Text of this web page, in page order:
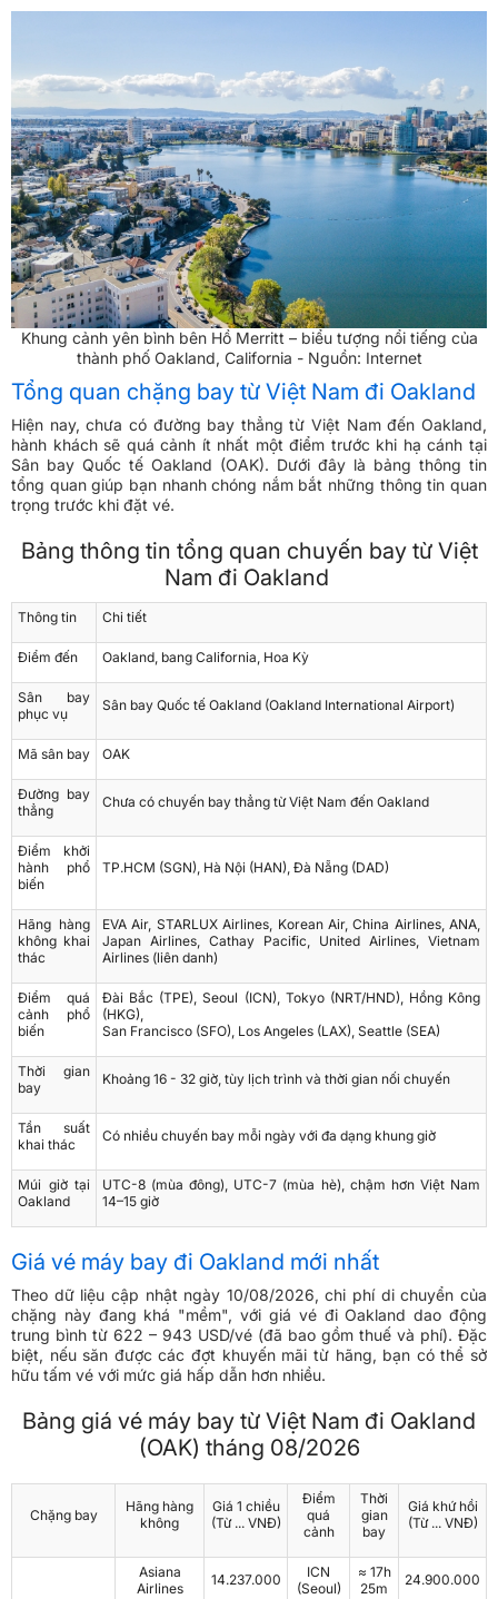
Khung cảnh yên bình bên Hồ Merritt – biểu tượng nổi tiếng của
thành phố Oakland, California - Nguồn: Internet
Tổng quan chặng bay từ Việt Nam đi Oakland
Hiện nay, chưa có đường bay thẳng từ Việt Nam đến Oakland,
hành khách sẽ quá cảnh ít nhất một điểm trước khi hạ cánh tại
Sân bay Quốc tế Oakland (OAK). Dưới đây là bảng thông tin
tổng quan giúp bạn nhanh chóng nắm bắt những thông tin quan
trọng trước khi đặt vé.
Bảng thông tin tổng quan chuyến bay từ Việt
Nam đi Oakland
Thông tin Chi tiết
Điểm đến Oakland, bang California, Hoa Kỳ
Sân bay
phục vụ
Sân bay Quốc tế Oakland (Oakland International Airport)
Mã sân bay OAK
Đường bay
thẳng
Chưa có chuyến bay thẳng từ Việt Nam đến Oakland
Điểm khởi
hành phổ
biến
TP.HCM (SGN), Hà Nội (HAN), Đà Nẵng (DAD)
Hãng hàng
không khai
thác
EVA Air, STARLUX Airlines, Korean Air, China Airlines, ANA,
Japan Airlines, Cathay Pacific, United Airlines, Vietnam
Airlines (liên danh)
Điểm quá
cảnh phổ
biến
Đài Bắc (TPE), Seoul (ICN), Tokyo (NRT/HND), Hồng Kông
(HKG),
San Francisco (SFO), Los Angeles (LAX), Seattle (SEA)
Thời gian
bay
Khoảng 16 - 32 giờ, tùy lịch trình và thời gian nối chuyến
Tần suất
khai thác
Có nhiều chuyến bay mỗi ngày với đa dạng khung giờ
Múi giờ tại
Oakland
UTC-8 (mùa đông), UTC-7 (mùa hè), chậm hơn Việt Nam
14–15 giờ
Giá vé máy bay đi Oakland mới nhất
Theo dữ liệu cập nhật ngày 10/08/2026, chi phí di chuyển của
chặng này đang khá "mềm", với giá vé đi Oakland dao động
trung bình từ 622 – 943 USD/vé (đã bao gồm thuế và phí). Đặc
biệt, nếu săn được các đợt khuyến mãi từ hãng, bạn có thể sở
hữu tấm vé với mức giá hấp dẫn hơn nhiều.
Bảng giá vé máy bay từ Việt Nam đi Oakland
(OAK) tháng 08/2026
Chặng bay
Hãng hàng
không
Giá 1 chiều
(Từ ... VNĐ)
Điểm
quá
cảnh
Thời
gian
bay
Giá khứ hồi
(Từ ... VNĐ)
Asiana
Airlines
14.237.000
ICN
(Seoul)
≈ 17h
25m
24.900.000